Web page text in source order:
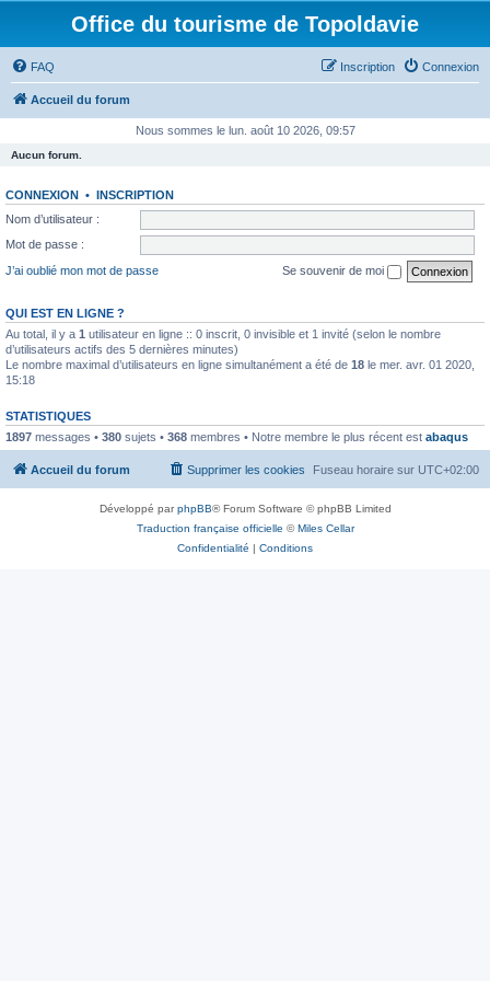
Office du tourisme de Topoldavie
FAQ Connexion
Inscription
Accueil du forum
Nous sommes le lun. août 10 2026, 09:57
Aucun forum.
CONNEXION • INSCRIPTION
Nom d’utilisateur :
Mot de passe :
J’ai oublié mon mot de passe
Se souvenir de moi
QUI EST EN LIGNE ?
Au total, il y a 1 utilisateur en ligne :: 0 inscrit, 0 invisible et 1 invité (selon le nombre
d’utilisateurs actifs des 5 dernières minutes)
Le nombre maximal d’utilisateurs en ligne simultanément a été de 18 le mer. avr. 01 2020,
15:18
STATISTIQUES
1897 messages • 380 sujets • 368 membres • Notre membre le plus récent est abaqus
Accueil du forum Fuseau horaire sur UTC+02:00
Supprimer les cookies
Développé parphpBB® Forum Software © phpBB Limited
Traduction française officielle ©Miles Cellar
Confidentialité | Conditions